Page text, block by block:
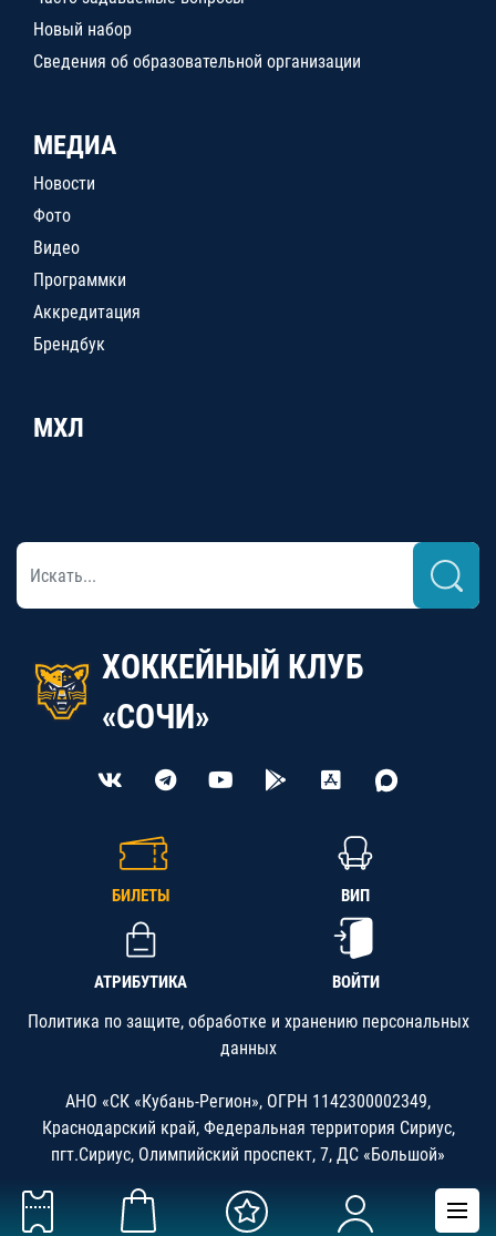
Новый набор
Сведения об образовательной организации
МЕДИА
Новости
Фото
Видео
Программки
Аккредитация
Брендбук
МХЛ
ХОККЕЙНЫЙ КЛУБ
«СОЧИ»
БИЛЕТЫ ВИП
АТРИБУТИКА ВОЙТИ
Политика по защите, обработке и хранению персональных
данных
АНО «СК «Кубань-Регион», ОГРН 1142300002349,
Краснодарский край, Федеральная территория Сириус,
пгт.Сириус, Олимпийский проспект, 7, ДС «Большой»